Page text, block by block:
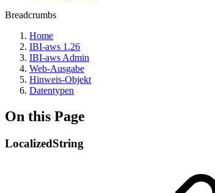
Breadcrumbs
Home
IBI-aws 1.26
IBI-aws Admin
Web-Ausgabe
Hinweis-Objekt
Datentypen
On this Page
LocalizedString